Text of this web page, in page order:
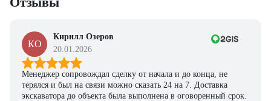
КО
Кирилл Озеров
20.01.2026
Менеджер сопровождал сделку от начала и до конца, не
терялся и был на связи можно сказать 24 на 7. Доставка
экскаватора до объекта была выполнена в оговоренный срок.